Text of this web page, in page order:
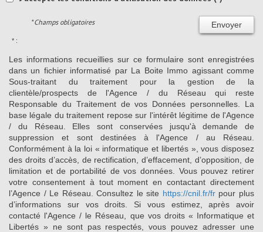
Envoyer
* Champs obligatoires
* :
Les informations recueillies sur ce formulaire sont enregistrées
dans un fichier informatisé par La Boite Immo agissant comme
Sous-traitant du traitement pour la gestion de la
clientèle/prospects de l'Agence / du Réseau qui reste
Responsable du Traitement de vos Données personnelles. La
base légale du traitement repose sur l'intérêt légitime de l'Agence
/ du Réseau. Elles sont conservées jusqu'à demande de
suppression et sont destinées à l'Agence / au Réseau.
Conformément à la loi « informatique et libertés », vous disposez
des droits d’accès, de rectification, d’effacement, d’opposition, de
limitation et de portabilité de vos données. Vous pouvez retirer
votre consentement à tout moment en contactant directement
l’Agence / Le Réseau. Consultez le site https://cnil.fr/frpour plus
d’informations sur vos droits. Si vous estimez, après avoir
contacté l'Agence / le Réseau, que vos droits « Informatique et
Libertés » ne sont pas respectés, vous pouvez adresser une